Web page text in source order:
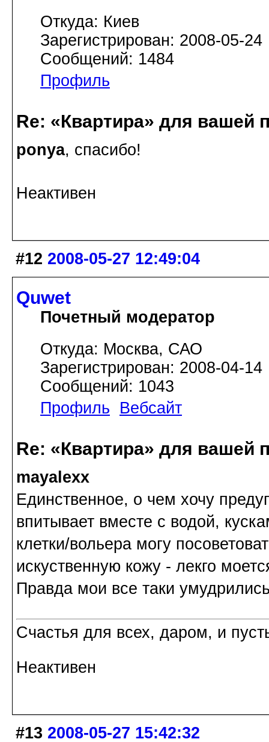
Откуда: Киев
Зарегистрирован: 2008-05-24
Сообщений: 1484
Профиль
Re: «Квартира» для вашей
ponya, спасибо!
Неактивен
#12 2008-05-27 12:49:04
Quwet
Почетный модератор
Откуда: Москва, САО
Зарегистрирован: 2008-04-14
Сообщений: 1043
Профиль
Вебсайт
Re: «Квартира» для вашей
mayalexx
Единственное, о чем хочу
впитывает вместе с водой,
клетки/вольера могу
искуственную кожу - лекго
Правда мои все таки
Счастья для всех, даром, и
Неактивен
#13 2008-05-27 15:42:32